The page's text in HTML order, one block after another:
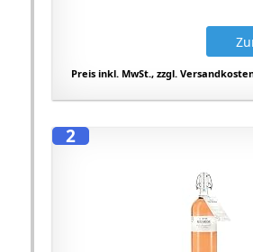
Preis inkl. MwSt., zzgl.
2